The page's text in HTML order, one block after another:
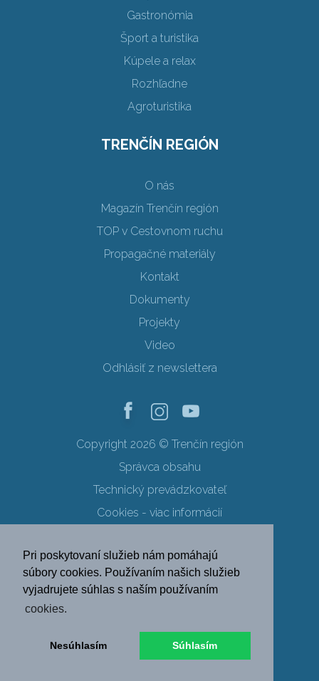
Pri poskytovaní služieb nám pomáhajú
súbory cookies. Používaním našich služieb
vyjadrujete súhlas s naším používaním
cookies.
Nesúhlasím Súhlasím
Gastronómia
Šport a turistika
Kúpele a relax
Rozhľadne
Agroturistika
TRENČÍN REGIÓN
O nás
Magazín Trenčín región
TOP v Cestovnom ruchu
Propagačné materiály
Kontakt
Dokumenty
Projekty
Video
Odhlásiť z newslettera
Copyright 2026 © Trenčín región
Správca obsahu
Technický prevádzkovateľ
Cookies - viac informácií
Ochrana osobných údajov
SK EN DE
PL